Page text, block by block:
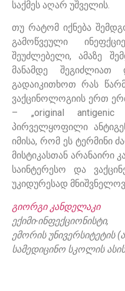
საქმეს აღარ უშველის.
თუ რატომ იქნება
გამოწვეული
შეუძლებელი, ამაზე
მანამდე შეგიძლიათ
გადაიკითხოთ რას
ვაქცინოლოგიის ერთ
– „original
პირველყოფილი
იმისა, რომ ეს ტერმინი
მისტიკასთან არანაირი
საინტერესო და
უკიდურესად
გიორგი კანდელაკი
ექიმი-ინფექციონისტი,
ემორის უნივერსიტეტის
სამედიცინო სკოლის